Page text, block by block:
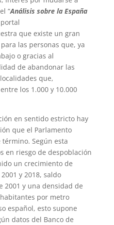
“Análisis sobre la España
que existe un gran
las personas que, ya
o gracias al
de abandonar las
que,
los 1.000 y 10.000
en sentido estricto hay
que el Parlamento
Según esta
en riesgo de despoblación
un crecimiento de
y 2018, saldo
2001 y una densidad de
por metro
español, esto supone
datos del Banco de